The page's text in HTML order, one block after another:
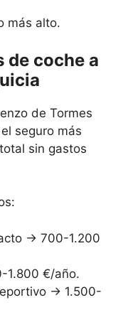
más alto.
de coche a
de Tormes
seguro más
sin gastos
→ 700-1.200
1.800 €/año.
→ 1.500-